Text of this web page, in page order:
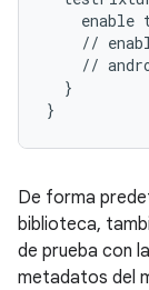
enable
//
//
  }
}
De forma
biblioteca,
de prueba con
metadatos del